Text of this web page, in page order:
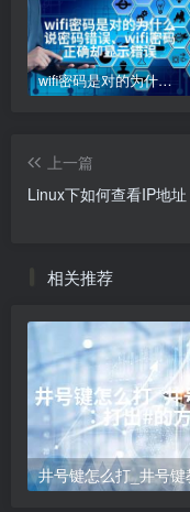
wifi密码是对的为什么说密码错误、wifi密码正确却显示错误
上一篇
Linux下如何查看IP地址
相关推荐